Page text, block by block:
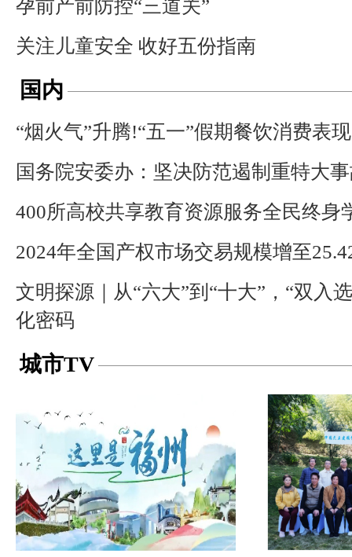
孕前产前防控“三道关”
关注儿童安全 收好五份指南
国内
“烟火气”升腾!“五一”假期餐饮消费表
国务院安委办：坚决防范遏制重特大
400所高校共享教育资源服务全民终身
2024年全国产权市场交易规模增至
文明探源｜从“六大”到“十大”，“双入
化密码
城市TV